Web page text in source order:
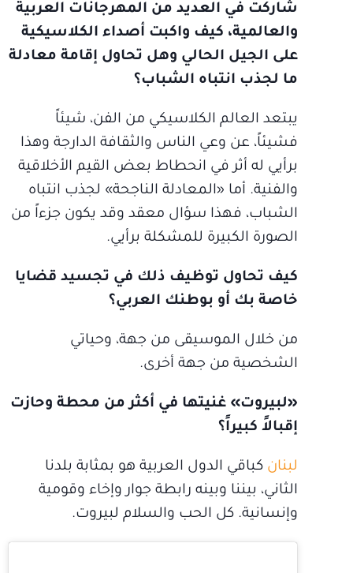
شاركت في العديد من المهرجانات العربية
والعالمية، كيف واكبت أصداء الكلاسيكية
على الجيل الحالي وهل تحاول إقامة معادلة
ما لجذب انتباه الشباب؟
يبتعد العالم الكلاسيكي من الفن، شيئاً
فشيئاً، عن وعي الناس والثقافة الدارجة وهذا
برأيي له أثر في انحطاط بعض القيم الأخلاقية
والفنية. أما «المعادلة الناجحة» لجذب انتباه
الشباب، فهذا سؤال معقد وقد يكون جزءاً من
الصورة الكبيرة للمشكلة برأيي.
كيف تحاول توظيف ذلك في تجسيد قضايا
خاصة بك أو بوطنك العربي؟
من خلال الموسيقى من جهة، وحياتي
الشخصية من جهة أخرى.
«لبيروت» غنيتها في أكثر من محطة وحازت
إقبالاً كبيراً؟
لبنان كباقي الدول العربية هو بمثابة بلدنا
الثاني، بيننا وبينه رابطة جوار وإخاء وقومية
وإنسانية. كل الحب والسلام لبيروت.